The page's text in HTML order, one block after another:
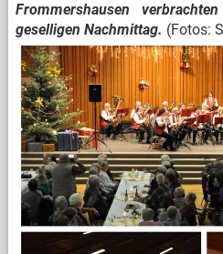
Frommershausen
geselligen Nachmittag. (Fotos: